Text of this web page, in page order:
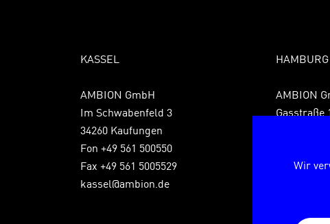
Wir
KASSEL
AMBION GmbH
Im Schwabenfeld 3
34260 Kaufungen
Fon +49 561 500550
Fax +49 561 5005529
kassel@ambion.de
HAMBURG
AMBION
Gasstraße
Fax +49